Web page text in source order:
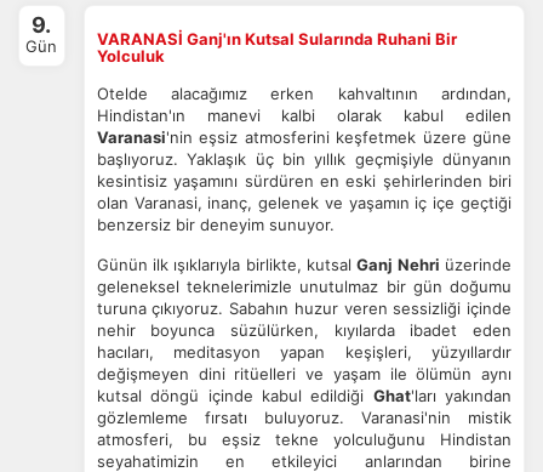
9.
Gün
VARANASİ Ganj'ın Kutsal Sularında Ruhani Bir
Yolculuk
Otelde alacağımız erken kahvaltının ardından,
Hindistan'ın manevi kalbi olarak kabul edilen
Varanasi'nin eşsiz atmosferini keşfetmek üzere güne
başlıyoruz. Yaklaşık üç bin yıllık geçmişiyle dünyanın
kesintisiz yaşamını sürdüren en eski şehirlerinden biri
olan Varanasi, inanç, gelenek ve yaşamın iç içe geçtiği
benzersiz bir deneyim sunuyor.
Günün ilk ışıklarıyla birlikte, kutsalGanj Nehri üzerinde
geleneksel teknelerimizle unutulmaz bir gün doğumu
turuna çıkıyoruz. Sabahın huzur veren sessizliği içinde
nehir boyunca süzülürken, kıyılarda ibadet eden
hacıları, meditasyon yapan keşişleri, yüzyıllardır
değişmeyen dini ritüelleri ve yaşam ile ölümün aynı
kutsal döngü içinde kabul edildiği Ghat'ları yakından
gözlemleme fırsatı buluyoruz. Varanasi'nin mistik
atmosferi, bu eşsiz tekne yolculuğunu Hindistan
seyahatimizin en etkileyici anlarından birine